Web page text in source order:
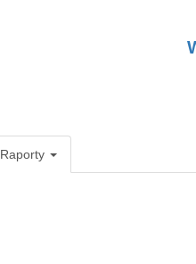
Raporty